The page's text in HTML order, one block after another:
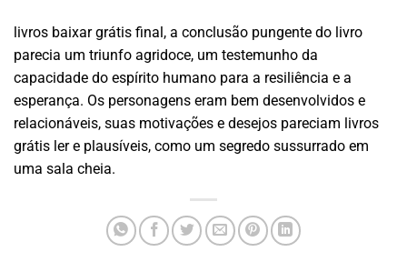
livros baixar grátis final, a conclusão pungente do livro
parecia um triunfo agridoce, um testemunho da
capacidade do espírito humano para a resiliência e a
esperança. Os personagens eram bem desenvolvidos e
relacionáveis, suas motivações e desejos pareciam livros
grátis ler e plausíveis, como um segredo sussurrado em
uma sala cheia.